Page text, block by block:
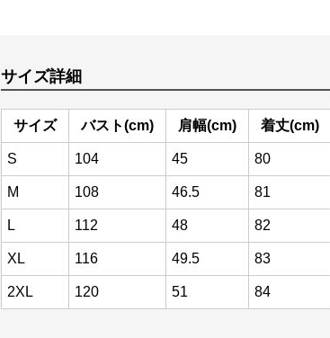
サイズ詳細
サイズ バスト(cm) 肩幅(cm) 着丈(cm)
S 104 45 80
M 108 46.5 81
L 112 48 82
XL 116 49.5 83
2XL 120 51 84